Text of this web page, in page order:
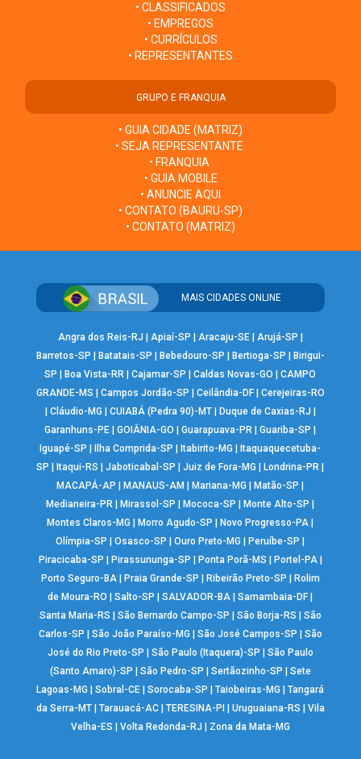
• CLASSIFICADOS
• EMPREGOS
• CURRÍCULOS
• REPRESENTANTES
GRUPO E FRANQUIA
• GUIA CIDADE (MATRIZ)
• SEJA REPRESENTANTE
• FRANQUIA
• GUIA MOBILE
• ANUNCIE AQUI
• CONTATO (BAURU-SP)
• CONTATO (MATRIZ)
MAIS CIDADES ONLINE
Angra dos Reis-RJ | Apiaí-SP | Aracaju-SE| Arujá-SP |
Barretos-SP | Batatais-SP | Bebedouro-SP | Bertioga-SP | Birigui-
SP |Boa Vista-RR |Cajamar-SP |Caldas Novas-GO |CAMPO
GRANDE-MS | Campos Jordão-SP | Ceilândia-DF| Cerejeiras-RO
| Cláudio-MG | CUIABÁ (Pedra 90)-MT| Duque de Caxias-RJ |
Garanhuns-PE |GOIÂNIA-GO |Guarapuava-PR |Guariba-SP |
Iguapé-SP |Ilha Comprida-SP |Itabirito-MG |Itaquaquecetuba-
SP |Itaqui-RS |Jaboticabal-SP |Juiz de Fora-MG |Londrina-PR |
MACAPÁ-AP |MANAUS-AM |Mariana-MG |Matão-SP |
Medianeira-PR |Mirassol-SP |Mococa-SP |Monte Alto-SP |
Montes Claros-MG |Morro Agudo-SP |Novo Progresso-PA |
Olímpia-SP |Osasco-SP |Ouro Preto-MG |Peruíbe-SP |
Piracicaba-SP | Pirassununga-SP | Ponta Porã-MS | Portel-PA|
Porto Seguro-BA| Praia Grande-SP | Ribeirão Preto-SP | Rolim
de Moura-RO |Salto-SP |SALVADOR-BA |Samambaia-DF |
Santa Maria-RS | São Bernardo Campo-SP | São Borja-RS | São
Carlos-SP | São João Paraíso-MG | São José Campos-SP | São
José do Rio Preto-SP | São Paulo (Itaquera)-SP | São Paulo
(Santo Amaro)-SP | São Pedro-SP | Sertãozinho-SP | Sete
Lagoas-MG |Sobral-CE |Sorocaba-SP |Taiobeiras-MG |Tangará
da Serra-MT| Tarauacá-AC| TERESINA-PI | Uruguaiana-RS | Vila
Velha-ES | Volta Redonda-RJ | Zona da Mata-MG